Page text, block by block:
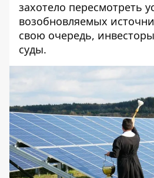
захотело пересмотреть
возобновляемых
свою очередь,
суды.